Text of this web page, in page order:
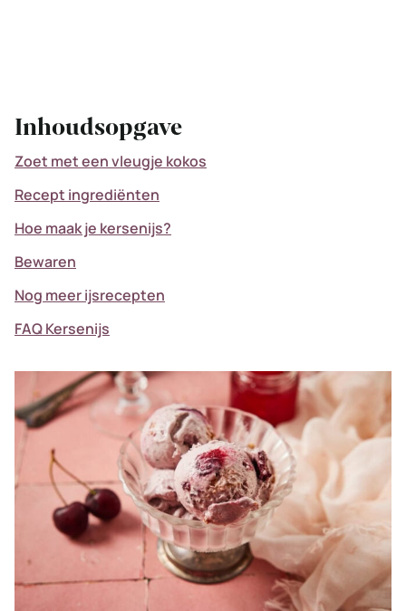
Inhoudsopgave
Zoet met een vleugje kokos
Recept ingrediënten
Hoe maak je kersenijs?
Bewaren
Nog meer ijsrecepten
FAQ Kersenijs